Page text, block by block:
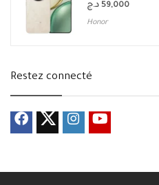
59,000 د.ج
Honor
Restez connecté